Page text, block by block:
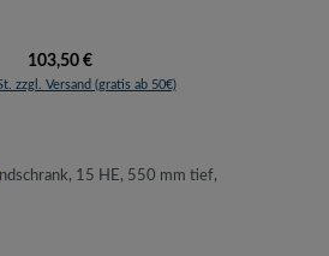
Regulärer Preis:
103,50 €
zzgl. Versand (gratis ab 50€)